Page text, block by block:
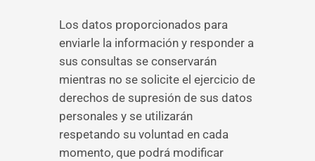
Los datos proporcionados para
enviarle la información y responder a
sus consultas se conservarán
mientras no se solicite el ejercicio de
derechos de supresión de sus datos
personales y se utilizarán
respetando su voluntad en cada
momento, que podrá modificar